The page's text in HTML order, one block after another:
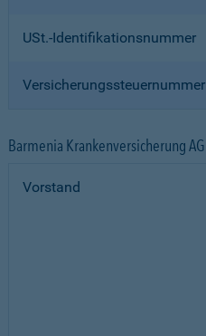
USt.-Identifikationsnummer
Versicherungssteuernummer
Barmenia Krankenversicherung AG
Vorstand